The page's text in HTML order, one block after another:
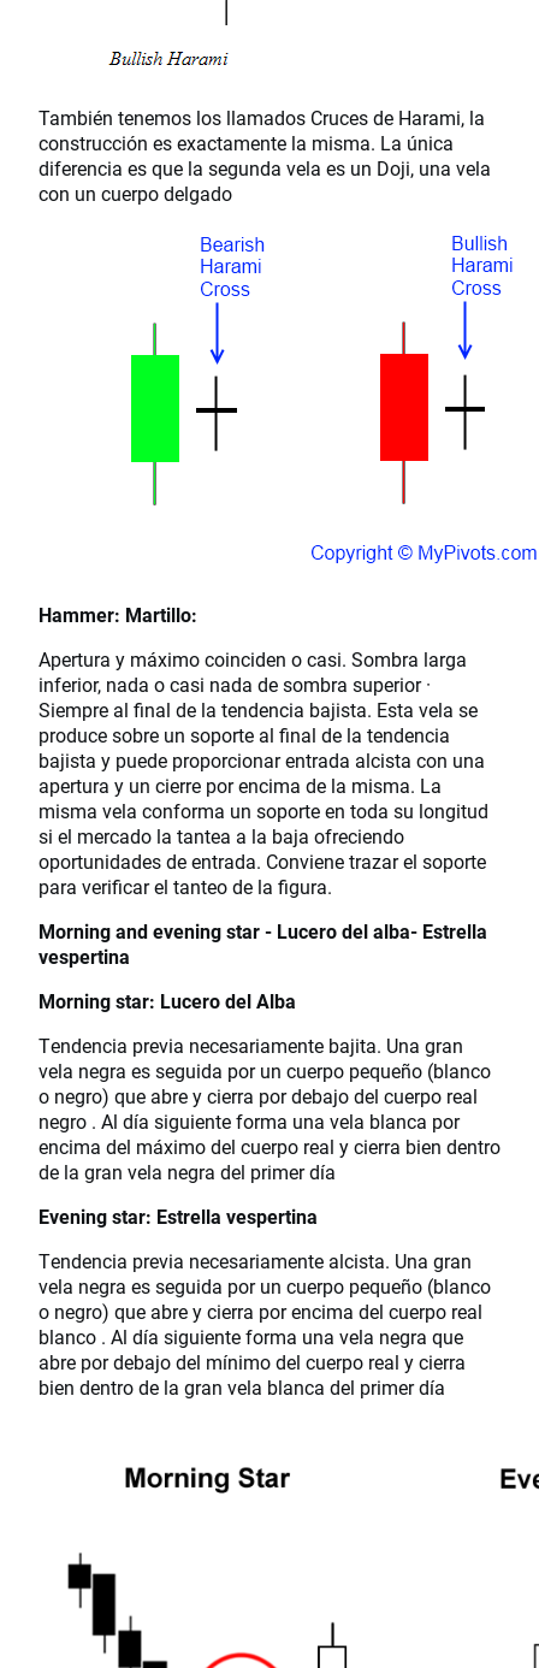
También tenemos los llamados Cruces de Harami, la
construcción es exactamente la misma. La única
diferencia es que la segunda vela es un Doji, una vela
con un cuerpo delgado
Hammer: Martillo:
Apertura y máximo coinciden o casi. Sombra larga
inferior, nada o casi nada de sombra superior ·
Siempre al final de la tendencia bajista. Esta vela se
produce sobre un soporte al final de la tendencia
bajista y puede proporcionar entrada alcista con una
apertura y un cierre por encima de la misma. La
misma vela conforma un soporte en toda su longitud
si el mercado la tantea a la baja ofreciendo
oportunidades de entrada. Conviene trazar el soporte
para verificar el tanteo de la figura.
Morning and evening star - Lucero del alba- Estrella
vespertina
Morning star: Lucero del Alba
Tendencia previa necesariamente bajita. Una gran
vela negra es seguida por un cuerpo pequeño (blanco
o negro) que abre y cierra por debajo del cuerpo real
negro . Al día siguiente forma una vela blanca por
encima del máximo del cuerpo real y cierra bien dentro
de la gran vela negra del primer día
Evening star: Estrella vespertina
Tendencia previa necesariamente alcista. Una gran
vela negra es seguida por un cuerpo pequeño (blanco
o negro) que abre y cierra por encima del cuerpo real
blanco . Al día siguiente forma una vela negra que
abre por debajo del mínimo del cuerpo real y cierra
bien dentro de la gran vela blanca del primer día